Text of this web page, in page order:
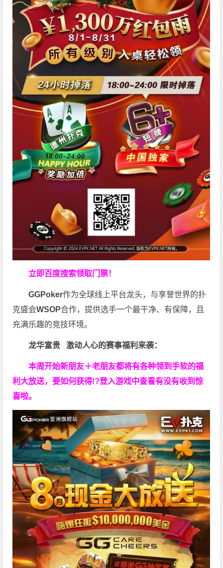
立即百度搜索领取门票！
GGPoker作为全球线上平台龙头，与享誉世界的扑
克盛会WSOP合作，提供选手一个最干净、有保障，且
充满乐趣的竞技环境。
龙华富贵 激动人心的赛事福利来袭：
本周开始新朋友＋老朋友都将有各种领到手软的福
利大放送，要如何获得!?登入游戏中查看有没有收到惊
喜啦。